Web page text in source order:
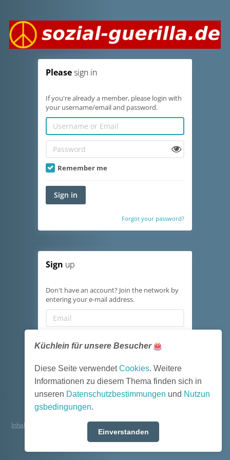
Küchlein für unsere Besucher
Diese Seite verwendetCookies. Weitere
Informationen zu diesem Thema finden sich in
unseren Datenschutzbestimmungen und Nutzun
gsbedingungen.
Einverstanden
Pleasesign in
If you're already a member, please login with
your username/email and password.
Remember me
Sign in
Forgot your password?
Sign up
Don't have an account? Join the network by
entering your e-mail address.
Register
Choose language: English (US)
Inhaltsverzeichnis Impressum Nutzungsbedingungen
Powered byHumHub